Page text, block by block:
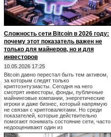
Сложность сети Bitcoin в 2026 году:
почему этот показатель важен не
только для майнеров, но и для
инвесторов
10.05.2026 17:25
Bitcoin давно перестал быть тем активом,
за которым следят только
криптоэнтузиасты. Сегодня на него
смотрят инвесторы, фонды, публичные
майнинговые компании, энергетические
игроки и даже бизнес, который напрямую
не связан с криптовалютами. Но среди
показателей, которые действительно
помогают понимать состояние сети, часто
недооценивают один из